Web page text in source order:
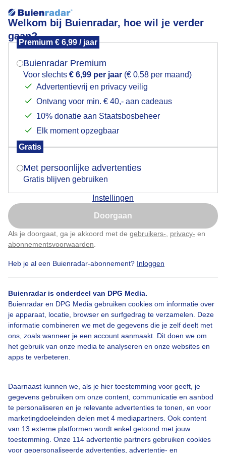
Welkom bij Buienradar, hoe wil je verder
gaan?
Premium € 6,99 / jaar
Buienradar Premium
Voor slechts € 6,99 per jaar (€ 0,58 per maand)
Advertentievrij en privacy veilig
Ontvang voor min. € 40,- aan cadeaus
10% donatie aan Staatsbosbeheer
Elk moment opzegbaar
Gratis
Met persoonlijke advertenties
Gratis blijven gebruiken
Instellingen
Doorgaan
Als je doorgaat, ga je akkoord met de gebruikers- privacy- en
abonnementsvoorwaarden
Heb je al een Buienradar-abonnement? Inloggen
Buienradar is onderdeel van DPG Media.
Buienradar en DPG Media gebruiken cookies om informatie over
je apparaat, locatie, browser en surfgedrag te verzamelen. Deze
informatie combineren we met de gegevens die je zelf deelt met
ons, zoals wanneer je een account aanmaakt. Dit doen we om
het gebruik van onze media te analyseren en onze websites en
apps te verbeteren.
Daarnaast kunnen we, als je hier toestemming voor geeft, je
gegevens gebruiken om onze content, communicatie en aanbod
te personaliseren en je relevante advertenties te tonen, en voor
marketingdoeleinden delen met 4 mediapartners. Ook content
van 13 externe platformen wordt enkel getoond met jouw
toestemming. Onze 114 advertentie partners gebruiken cookies
voor gepersonaliseerde advertenties, advertentie- en
molendag
Een moment geduld aub...
Populaire categorieën
Lente
Zomer
Over Buienradar
Bedrijfsgegevens
Veelgestelde vragen
Contact
Toegankelijkheid
Buienradar Team
Privacy beleid
Cookie beleid
Privacy instellingen
Mogen we je locatie gebruiken voor het
Indien je hier nog geen akkoord op hebt gegeven,
verschijnt er zo een pop-up uit je browser waarin
Is goed, toon de popup
Nu niet, misschien later
Klik hierom dit aan te passen